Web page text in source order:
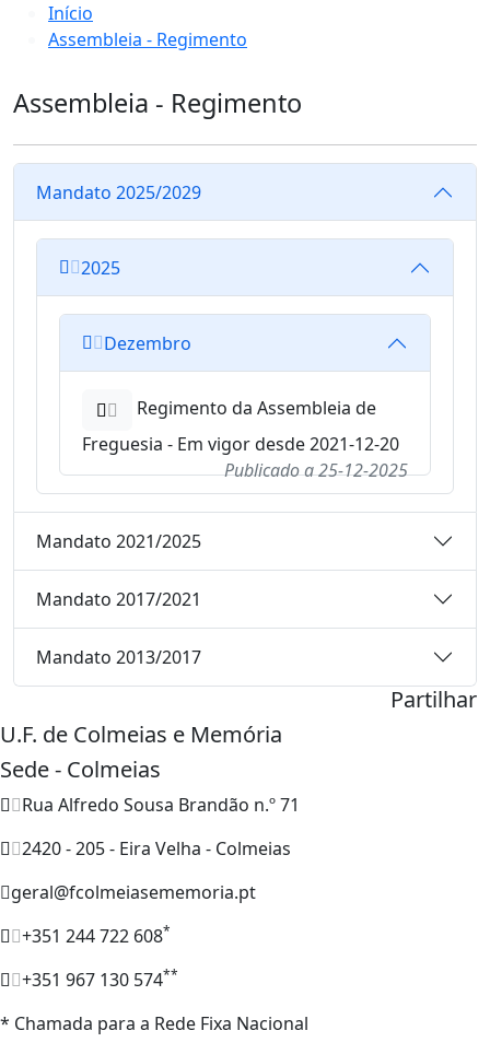
Início
Assembleia - Regimento
Assembleia - Regimento
Mandato 2025/2029
2025
Dezembro
Regimento da Assembleia de
Freguesia - Em vigor desde 2021-12-20
Publicado a25-12-2025
Mandato 2021/2025
Mandato 2017/2021
Mandato 2013/2017
Partilhar
U.F. de Colmeias e Memória
Sede - Colmeias
Rua Alfredo Sousa Brandão n.º 71
2420 - 205 - Eira Velha - Colmeias
geral@fcolmeiasememoria.pt
+351 244 722 608*
+351 967 130 574**
* Chamada para a Rede Fixa Nacional